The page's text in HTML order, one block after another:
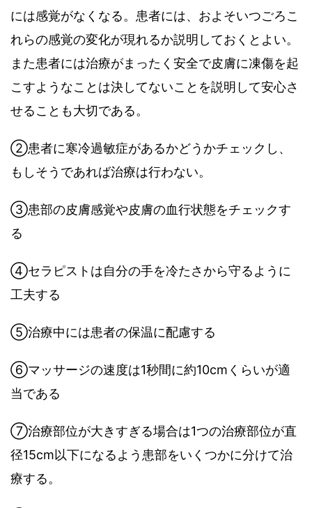
には感覚がなくなる。患者には、 およそいつごろこ
れらの感覚の変化が現れるか説明しておくとよい。
また患者には治療がまったく安全で皮膚に凍傷を起
こすようなことは決してないことを説明して安心さ
せることも大切である。
②患者に寒冷過敏症があるかどうかチェックし 、
もしそうであれば治療は行わない。
③患部の皮膚感覚や皮膚の血行状態をチェックす
る
④セラピストは自分の手を冷たさから守るように
工夫する
⑤治療中には患者の保温に配慮する
⑥マッサージの速度は1秒間に約10cm くらいが適
当である
⑦治療部位が大きすぎる場合は1つの治療部位が直
径15cm以下になるよう患部をいくつかに分けて治
療する。